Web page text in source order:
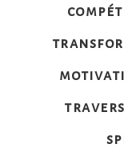
travers